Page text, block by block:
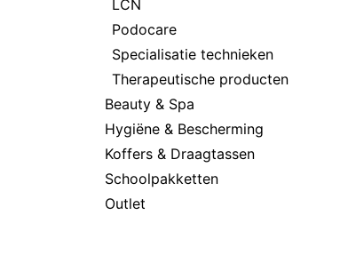
LCN
Podocare
Specialisatie technieken
Therapeutische producten
Beauty & Spa
Hygiëne & Bescherming
Koffers & Draagtassen
Schoolpakketten
Outlet